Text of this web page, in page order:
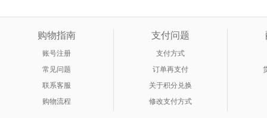
购物指南
账号注册
常见问题
联系客服
购物流程
支付问题
支付方式
订单再支付
关于积分兑换
修改支付方式